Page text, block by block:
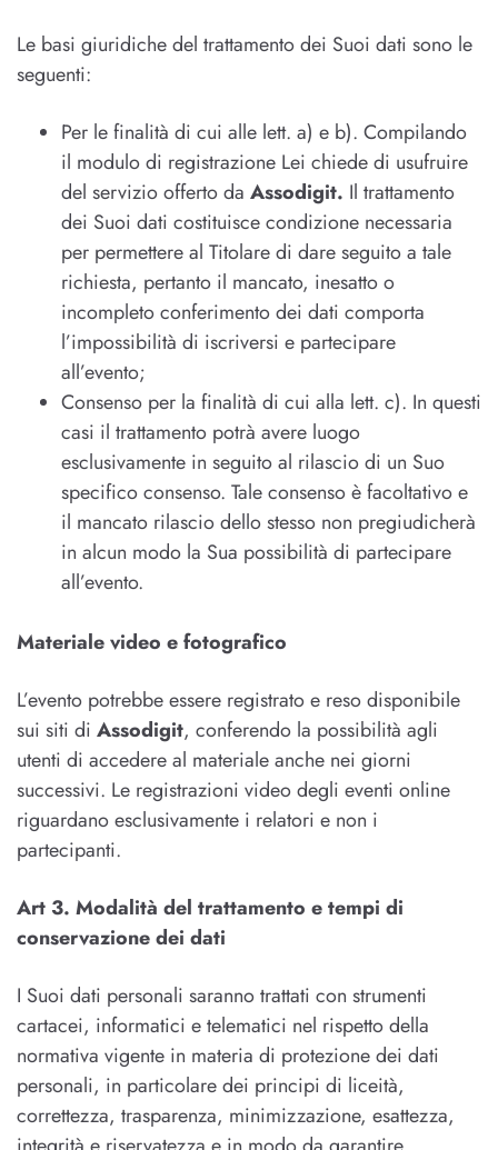
Le basi giuridiche del trattamento dei Suoi dati sono le
seguenti:
Per le finalità di cui alle lett. a) e b). Compilando
il modulo di registrazione Lei chiede di usufruire
del servizio offerto da Assodigit. Il trattamento
dei Suoi dati costituisce condizione necessaria
per permettere al Titolare di dare seguito a tale
richiesta, pertanto il mancato, inesatto o
incompleto conferimento dei dati comporta
l’impossibilità di iscriversi e partecipare
all’evento;
Consenso per la finalità di cui alla lett. c). In questi
casi il trattamento potrà avere luogo
esclusivamente in seguito al rilascio di un Suo
specifico consenso. Tale consenso è facoltativo e
il mancato rilascio dello stesso non pregiudicherà
in alcun modo la Sua possibilità di partecipare
all’evento.
Materiale video e fotografico
L’evento potrebbe essere registrato e reso disponibile
sui siti di Assodigit, conferendo la possibilità agli
utenti di accedere al materiale anche nei giorni
successivi. Le registrazioni video degli eventi online
riguardano esclusivamente i relatori e non i
partecipanti.
Art 3. Modalità del trattamento e tempi di
conservazione dei dati
I Suoi dati personali saranno trattati con strumenti
cartacei, informatici e telematici nel rispetto della
normativa vigente in materia di protezione dei dati
personali, in particolare dei principi di liceità,
correttezza, trasparenza, minimizzazione, esattezza,